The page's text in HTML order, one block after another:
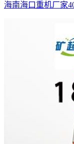
海南海口重机厂家